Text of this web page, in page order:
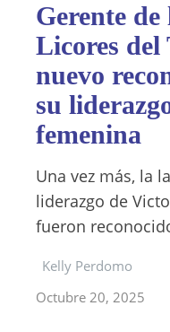
Gerente
Licores del
nuevo
su
femenina
Una vez más, la
liderazgo de
fueron
Kelly Perdomo
Octubre 20, 2025